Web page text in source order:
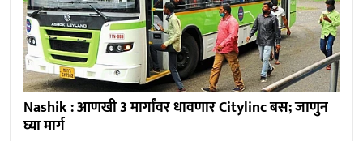
Nashik : आणखी 3 मार्गांवर धावणार Citylinc बस; जाणुन
घ्या मार्ग